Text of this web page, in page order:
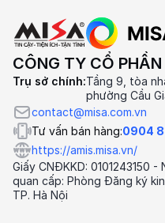
CÔNG TY CỔ
Trụ sở chính:Tầng 9, tòa
phường Cầu
contact@misa.com.vn
Tư vấn bán hàng:0904
https://amis.misa.vn/
Giấy CNĐKKD: 0101243150
quan cấp: Phòng Đăng ký
TP. Hà Nội